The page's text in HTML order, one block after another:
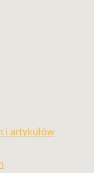
i artykułów